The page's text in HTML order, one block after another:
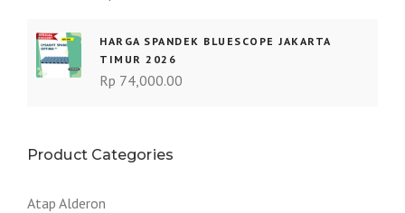
HARGA SPANDEK BLUESCOPE JAKARTA
TIMUR 2026
Rp 74,000.00
Product Categories
Atap Alderon